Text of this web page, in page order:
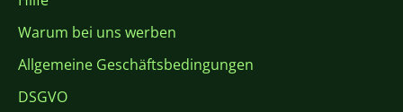
Warum bei uns werben
Allgemeine Geschäftsbedingungen
DSGVO